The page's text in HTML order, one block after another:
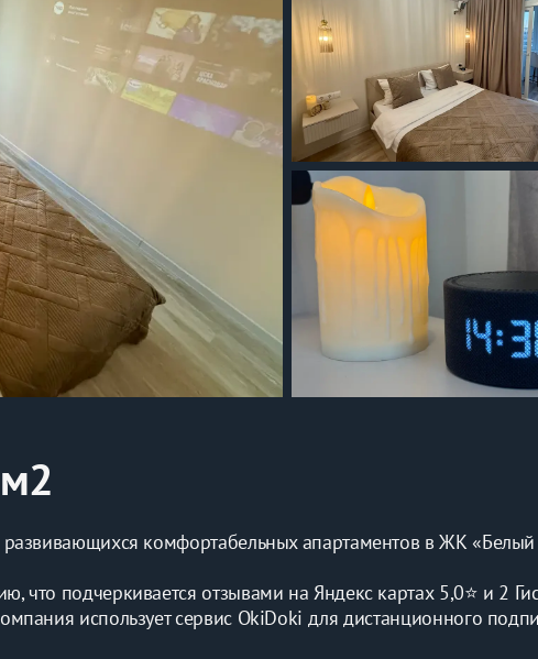
рaзвивaющихcя комфоpтaбeльныx aпapтаментов в ЖК «Белый
что подчеркивается отзывами на Яндекс картах 5,0⭐️ и 2
использует сервис OkiDoki для дистанционного